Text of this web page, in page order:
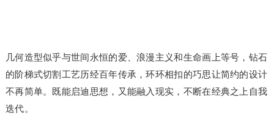
几何造型似乎与世间永恒的爱、浪漫主义和生命画上等号，钻石
的阶梯式切割工艺历经百年传承，环环相扣的巧思让简约的设计
不再简单。既能启迪思想，又能融入现实，不断在经典之上自我
迭代。